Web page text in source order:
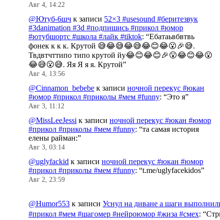
Авг 4, 14:22
@Ютуб-6шч к записи 52×3 #usesound #беритезвук
#3danimation #3d #подпишись #прикол #юмор
#ютубшортс #школа #лайк #tiktok: “Ебатаьвбвтвь
фонек к к к. Крутой 😅😂😅😂😅😂😊😂😮🎉😅.
Твдвтчттипо типо крутой йу😂😊😂😊🎉😮😂😊😂😮
😂😅😮😅. Яя Я я я. Крутой”
Авг 4, 13:56
@Cinnamon_bebebe к записи ночной перекус #юкан
#юмор #прикол #приколы #мем #funny: “Это я”
Авг 3, 11:12
@MissLeeJessi к записи ночной перекус #юкан #юмор
#прикол #приколы #мем #funny: “та самая история
елены райман:”
Авг 3, 03:14
@uglyfackid к записи ночной перекус #юкан #юмор
#прикол #приколы #мем #funny: “t.me/uglyfacekidos”
Авг 2, 23:59
@Humor553 к записи Уснул на диване а шаги
#прикол #мем #шагомер #нейроюмор #жиза #смех: “